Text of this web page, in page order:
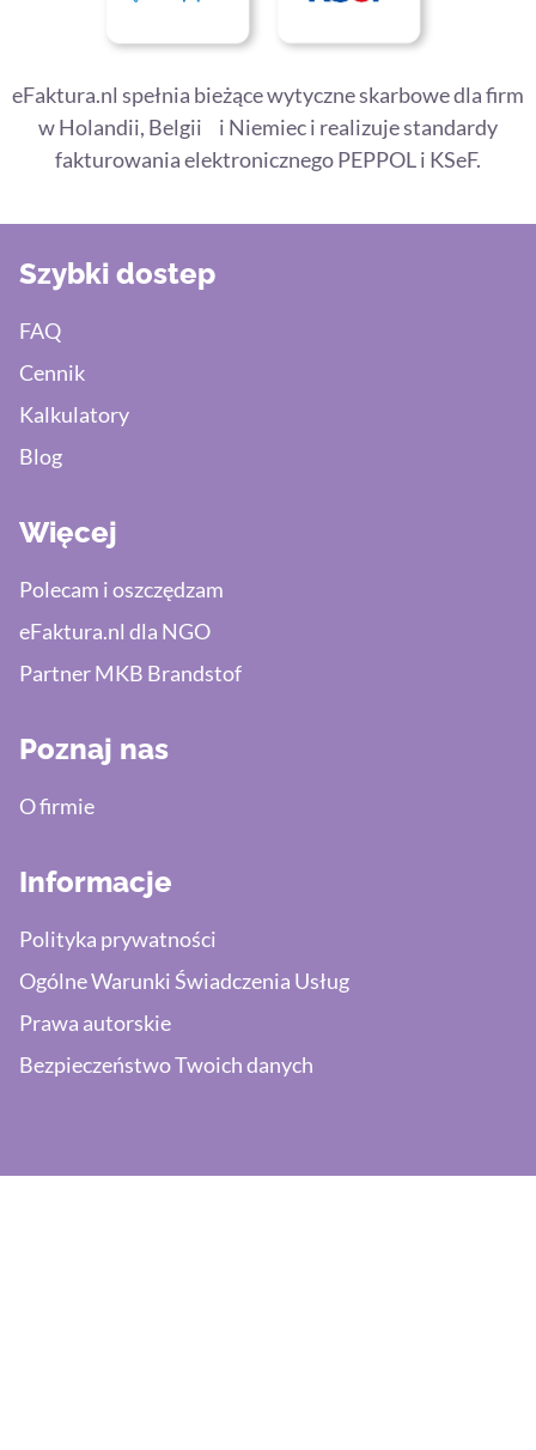
eFaktura.nl spełnia bieżące wytyczne skarbowe dla firm
w Holandii, Belgii i Niemiec i realizuje standardy
fakturowania elektronicznego PEPPOL i KSeF.
Szybki dostep
FAQ
Cennik
Kalkulatory
Blog
Więcej
Polecam i oszczędzam
eFaktura.nl dla NGO
Partner MKB Brandstof
Poznaj nas
O firmie
Informacje
Polityka prywatności
Ogólne Warunki Świadczenia Usług
Prawa autorskie
Bezpieczeństwo Twoich danych